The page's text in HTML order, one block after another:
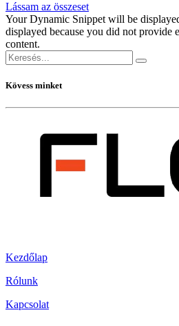
Lássam az összeset
Your Dynamic Snippet will be
displayed because you did not provide
content.
Kövess minket
Kezdőlap
Rólunk
Kapcsolat